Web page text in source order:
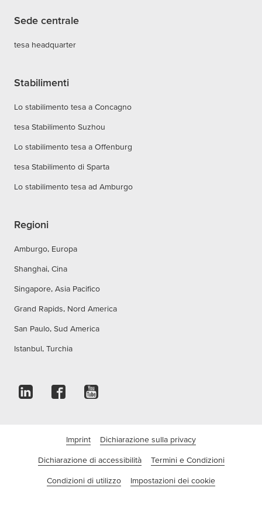
Sede centrale
tesa headquarter
Stabilimenti
Lo stabilimento tesa a Concagno
tesa Stabilimento Suzhou
Lo stabilimento tesa a Offenburg
tesa Stabilimento di Sparta
Lo stabilimento tesa ad Amburgo
Regioni
Amburgo, Europa
Shanghai, Cina
Singapore, Asia Pacifico
Grand Rapids, Nord America
San Paulo, Sud America
Istanbul, Turchia
Imprint Dichiarazione sulla privacy
Dichiarazione di accessibilità Termini e Condizioni
Condizioni di utilizzo Impostazioni dei cookie